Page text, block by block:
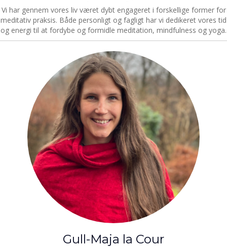
Vi har gennem vores liv været dybt engageret i forskellige former for
meditativ praksis. Både personligt og fagligt har vi dedikeret vores tid
og energi til at fordybe og formidle meditation, mindfulness og yoga.
Gull-Maja la Cour